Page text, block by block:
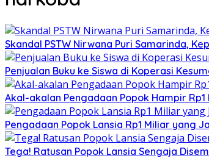
Skandal PSTW Nirwana Puri Samarinda,
Penjualan Buku ke Siswa di Koperasi
Akal-akalan Pengadaan Popok Hampir
Pengadaan Popok Lansia Rp1 Miliar yang
Tega! Ratusan Popok Lansia Sengaja